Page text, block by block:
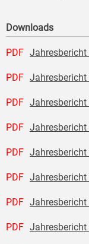
Downloads
PDF Jahresbericht
PDF Jahresbericht
PDF Jahresbericht
PDF Jahresbericht
PDF Jahresbericht
PDF Jahresbericht
PDF Jahresbericht
PDF Jahresbericht